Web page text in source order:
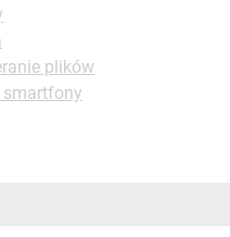
plików
smartfony